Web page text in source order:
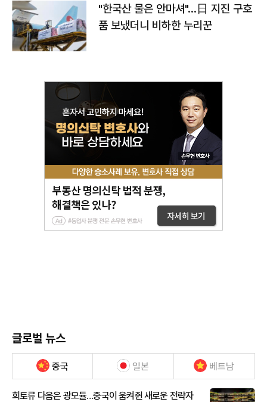
"한국산 물은 안마셔"…日 지진 구호
품 보냈더니 비하한 누리꾼
글로벌 뉴스
중국 일본 베트남
희토류 다음은 광모듈…중국이 움켜쥔 새로운 전략자